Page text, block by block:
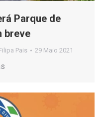
Parque de
breve
Pais 29 Maio 2021